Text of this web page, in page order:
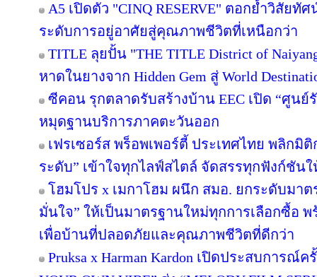
A5 เปิดตัว "CINQ RESERVE" ตอกย้ำวิสัยทัศ
ระดับการอยู่อาศัยสู่คุณภาพชีวิตที่เหนือกว่า
TITLE ลุยปั้น "THE TITLE District of
หาดในยางจาก Hidden Gem สู่ World
ซีคอน รุกตลาดรับสร้างบ้าน EEC เปิด “ศูน
หมุดฐานบริการภาคตะวันออก
เฟรเซอร์ส พร็อพเพอร์ตี้ ประเทศไทย พลิกมิ
ระดับ” เข้าใจทุกไลฟ์สไตล์ จัดสรรทุกฟังก์ชัน
โฮมโปร x เมกาโฮม ผนึก สมอ. ยกระดับมา
มั่นใจ” ให้เป็นมาตรฐานใหม่ทุกการเลือกซื้อ
เพื่อบ้านที่ปลอดภัยและคุณภาพชีวิตที่ดีกว่า
Pruksa x Harman Kardon เปิดประสบการณ์